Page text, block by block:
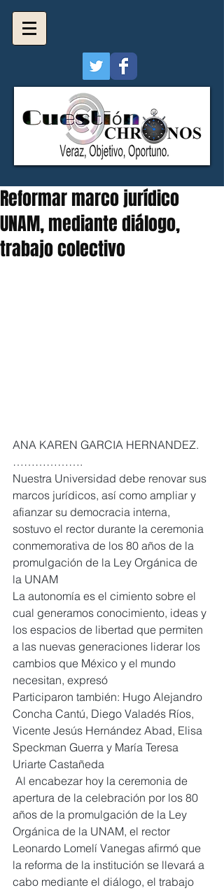
Reformar marco jurídico
UNAM, mediante diálogo,
trabajo colectivo
ANA KAREN GARCIA HERNANDEZ.
……………….
Nuestra Universidad debe renovar sus
marcos jurídicos, así como ampliar y
afianzar su democracia interna,
sostuvo el rector durante la ceremonia
conmemorativa de los 80 años de la
promulgación de la Ley Orgánica de
la UNAM
La autonomía es el cimiento sobre el
cual generamos conocimiento, ideas y
los espacios de libertad que permiten
a las nuevas generaciones liderar los
cambios que México y el mundo
necesitan, expresó
Participaron también: Hugo Alejandro
Concha Cantú, Diego Valadés Ríos,
Vicente Jesús Hernández Abad, Elisa
Speckman Guerra y María Teresa
Uriarte Castañeda
Al encabezar hoy la ceremonia de
apertura de la celebración por los 80
años de la promulgación de la Ley
Orgánica de la UNAM, el rector
Leonardo Lomelí Vanegas afirmó que
la reforma de la institución se llevará a
cabo mediante el diálogo, el trabajo